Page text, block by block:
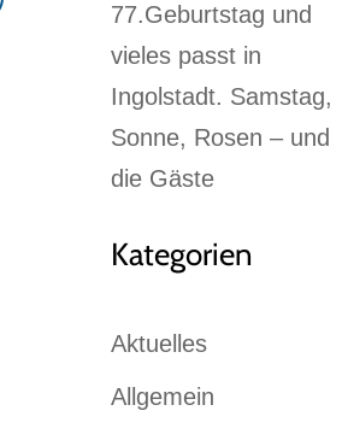
77.Geburtstag und
vieles passt in
Ingolstadt. Samstag,
Sonne, Rosen – und
die Gäste
Kategorien
Aktuelles
Allgemein